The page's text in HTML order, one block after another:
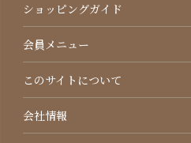
ショッピングガイド
会員メニュー
このサイトについて
会社情報